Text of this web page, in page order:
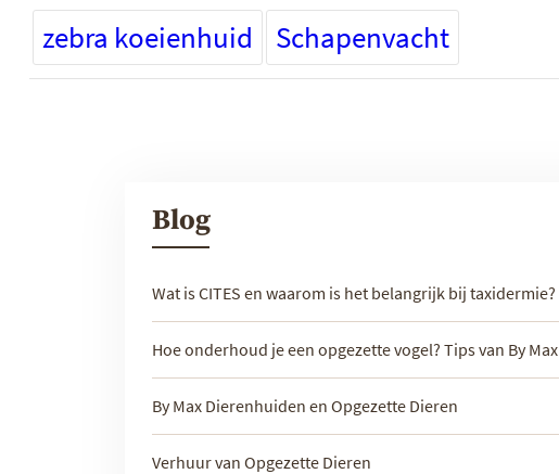
zebra koeienhuid
Schapenvacht
Blog
Wat is CITES en waarom is het belangrijk bij taxidermie?
Hoe onderhoud je een opgezette vogel? Tips van By Max
By Max Dierenhuiden en Opgezette Dieren
Verhuur van Opgezette Dieren